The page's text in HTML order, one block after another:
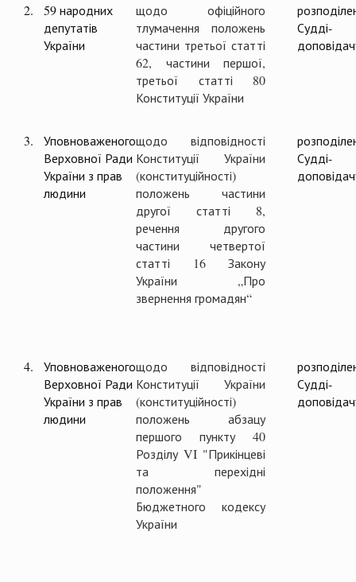
2.
59 народних
депутатів
України
щодо офіційного
тлумачення положень
частини третьої статті
62, частини першої,
третьої статті 80
Конституції України
Судді-
3.
Уповноваженого
Верховної Ради
України з прав
людини
щодо відповідності
Конституції України
(конституційності)
положень частини
другої статті 8,
речення другого
частини четвертої
статті 16 Закону
України „Про
звернення громадян“
Судді-
4.
Уповноваженого
Верховної Ради
України з прав
людини
щодо відповідності
Конституції України
(конституційності)
положень абзацу
першого пункту 40
Розділу VI "Прикінцеві
та перехідні
положення"
Бюджетного кодексу
України
Судді-